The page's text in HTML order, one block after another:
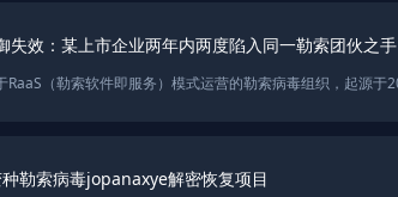
失效：某上市企业两年内两度陷入同一勒索团伙之手
勒索病毒jopanaxye解密恢复项目